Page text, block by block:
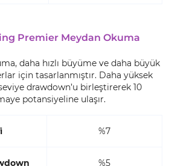
Premier Meydan Okuma
daha hızlı büyüme ve daha büyük
için tasarlanmıştır. Daha yüksek
drawdown’u birleştirerek 10
potansiyeline ulaşır.
%7
%5